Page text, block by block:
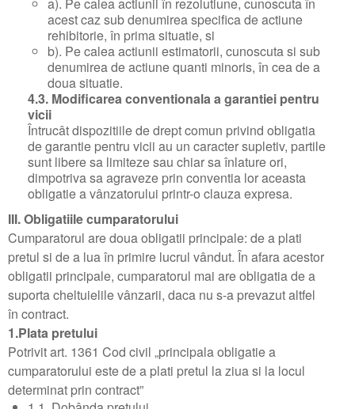
acest caz sub denumirea specifica de actiune
rehibitorie, în prima situatie, si
b). Pe calea actiunii estimatorii, cunoscuta si sub
denumirea de actiune quanti minoris, în cea de a
doua situatie.
4.3. Modificarea conventionala a garantiei pentru
vicii
Întrucât dispozitiile de drept comun privind obligatia
de garantie pentru vicii au un caracter supletiv, partile
sunt libere sa limiteze sau chiar sa înlature ori,
dimpotriva sa agraveze prin conventia lor aceasta
obligatie a vânzatorului printr-o clauza expresa.
III. Obligatiile cumparatorului
Cumparatorul are doua obligatii principale: de a plati
pretul si de a lua în primire lucrul vândut. În afara acestor
obligatii principale, cumparatorul mai are obligatia de a
suporta cheltuielile vânzarii, daca nu s-a prevazut altfel
în contract.
1.Plata pretului
Potrivit art. 1361 Cod civil „principala obligatie a
cumparatorului este de a plati pretul la ziua si la locul
determinat prin contract”